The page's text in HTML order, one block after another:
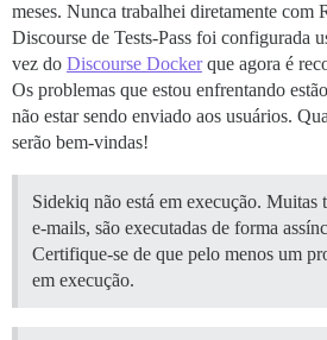
meses. Nunca trabalhei diretamente com
Discourse de Tests-Pass foi configurada
vez do Discourse Dockerque agora é
Os problemas que estou enfrentando
não estar sendo enviado aos usuários.
serão bem-vindas!
Sidekiq não está em execução. Muitas
e-mails, são executadas de forma
Certifique-se de que pelo menos um
em execução.